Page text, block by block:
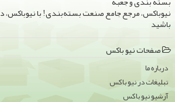
نیوباکس، مرجع جامع صنعت بسته‌بندی! با نیوباکس،
باشید
صفحات نیو باكس
درباره ما
تبلیغات در نیو باكس
آرشیو نیو باكس